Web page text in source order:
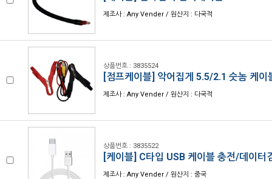
제조사 : Any Vender / 원산지 : 다국적
상품번호 : 3835524
[점프케이블] 악어집게 5.5/2.1 숫놈 케이
제조사 : Any Vender / 원산지 : 다국적
상품번호 : 3835522
[케이블] C타입 USB 케이블 충전/데이터
제조사 : Any Vender / 원산지 : 중국